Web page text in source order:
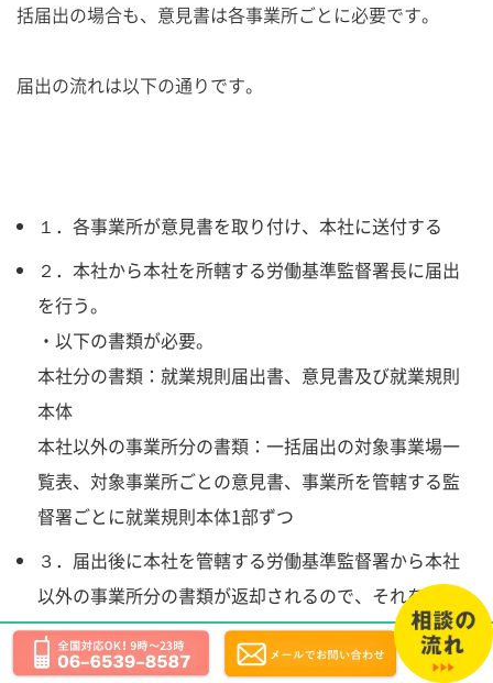
括届出の場合も、意見書は各事業所ごとに必要です。
届出の流れは以下の通りです。
１．各事業所が意見書を取り付け、本社に送付する
２．本社から本社を所轄する労働基準監督署長に届出
を行う。
・以下の書類が必要。
本社分の書類：就業規則届出書、意見書及び就業規則
本体
本社以外の事業所分の書類：一括届出の対象事業場一
覧表、対象事業所ごとの意見書、事業所を管轄する監
督署ごとに就業規則本体1部ずつ
３．届出後に本社を管轄する労働基準監督署から本社
以外の事業所分の書類が返却されるので、それを本社
を管轄する労働基準監督署の就業規則配送作業室宛に
提出する